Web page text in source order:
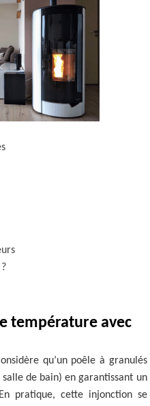
température avec
qu’un poêle à granulés
salle de bain) en garantissant un
pratique, cette injonction se